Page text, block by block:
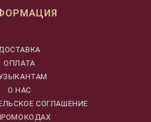
ОПЛАТА
О НАС
СОГЛАШЕНИЕ